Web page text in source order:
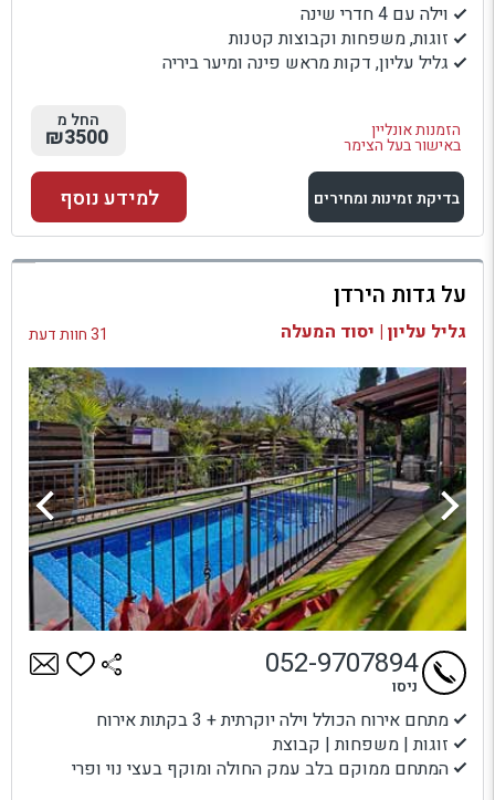
וילה עם 4 חדרי שינה
זוגות, משפחות וקבוצות קטנות
גליל עליון, דקות מראש פינה ומיער ביריה
הזמנות אונליין
באישור בעל הצימר
החל מ
₪3500
בדיקת זמינות ומחירים
למתחם זה
בדיקת זמינות ומחירים
למידע נוסף
על גדות הירדן
גליל עליון | יסוד המעלה 31 חוות דעת
מתחם אירוח הכולל וילה יוקרתית + 3 בקתות אירוח
זוגות | משפחות | קבוצת
המתחם ממוקם בלב עמק החולה ומוקף בעצי נוי ופרי
052-9707894
ניסו